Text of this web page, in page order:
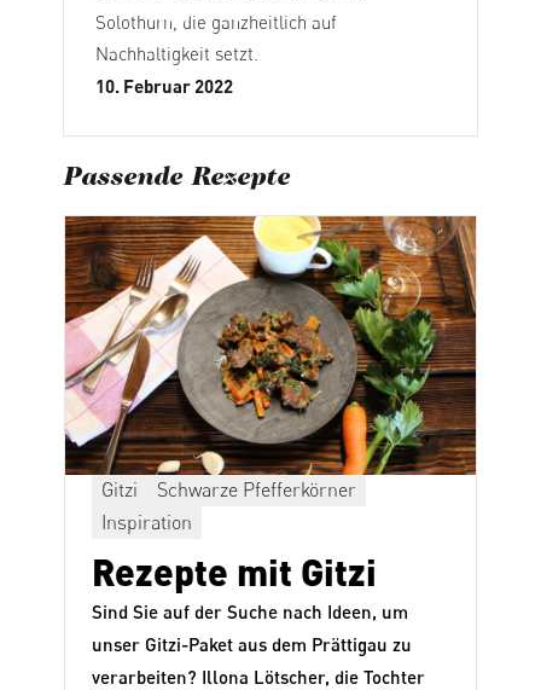
Solothurn, die ganzheitlich auf
Nachhaltigkeit setzt.
10. Februar 2022
Passende Rezepte
Gitzi
Schwarze Pfefferkörner
Inspiration
Rezepte mit Gitzi
Sind Sie auf der Suche nach Ideen, um
unser Gitzi-Paket aus dem Prättigau zu
verarbeiten? Illona Lötscher, die Tochter